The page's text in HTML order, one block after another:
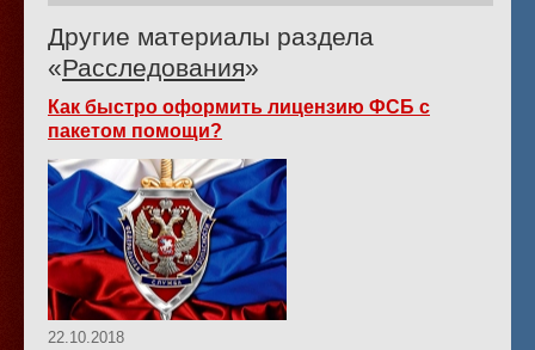
Другие материалы раздела
«Расследования»
Как быстро оформить лицензию ФСБ с
пакетом помощи?
22.10.2018